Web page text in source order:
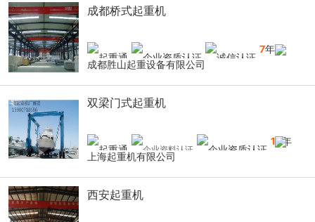
成都桥式起重机
7年
成都胜山起重设备有限公司
双梁门式起重机
16年
上海起重机有限公司
西安起重机